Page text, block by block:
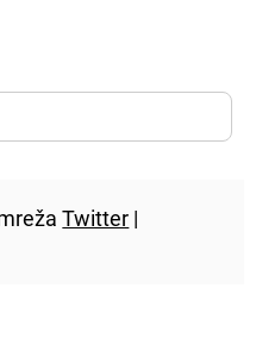
Twitter |